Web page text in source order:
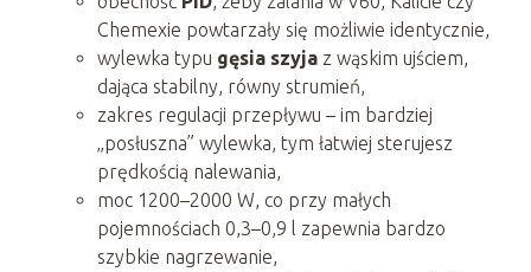
Chemexie powtarzały się możliwie identycznie,
wylewka typu gęsia szyjaz wąskim ujściem,
dająca stabilny, równy strumień,
zakres regulacji przepływu – im bardziej
„posłuszna” wylewka, tym łatwiej sterujesz
prędkością nalewania,
moc 1200–2000 W, co przy małych
pojemnościach 0,3–0,9 l zapewnia bardzo
szybkie nagrzewanie,